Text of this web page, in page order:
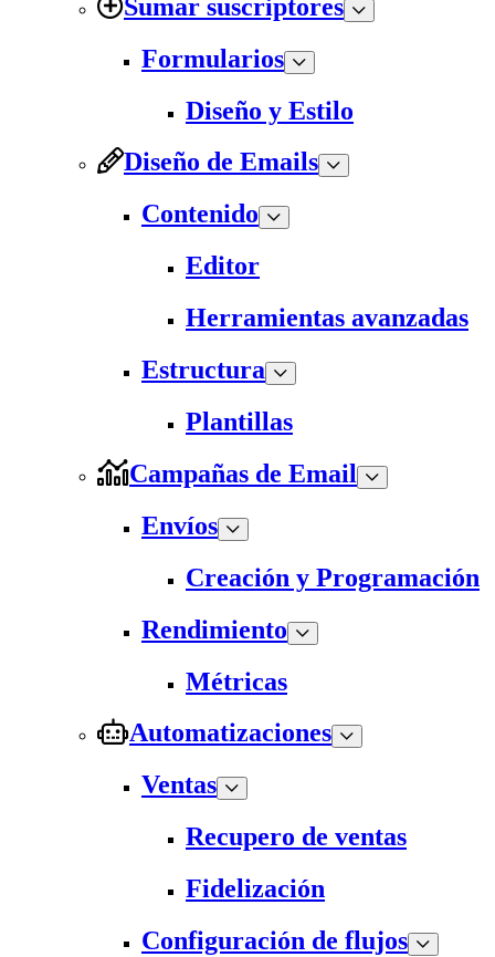
Sumar suscriptores
Formularios
Diseño y Estilo
Diseño de Emails
Contenido
Editor
Herramientas avanzadas
Estructura
Plantillas
Campañas de Email
Envíos
Creación y Programación
Rendimiento
Métricas
Automatizaciones
Ventas
Recupero de ventas
Fidelización
Configuración de flujos